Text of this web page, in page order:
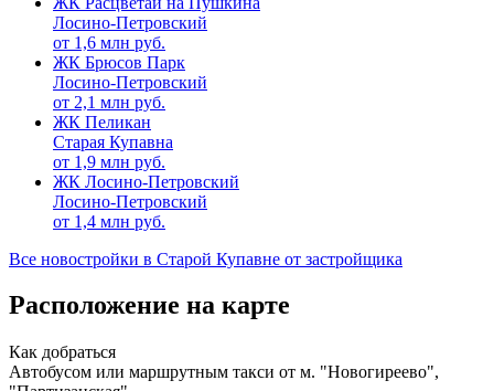
Лосино-Петровский
от 1,6 млн руб.
ЖК Брюсов Парк
Лосино-Петровский
от 2,1 млн руб.
ЖК Пеликан
Старая Купавна
от 1,9 млн руб.
ЖК Лосино-Петровский
Лосино-Петровский
от 1,4 млн руб.
Все новостройки в Старой Купавне от застройщика
Расположение на карте
Как добраться
Автобусом или маршрутным такси от м. "Новогиреево",